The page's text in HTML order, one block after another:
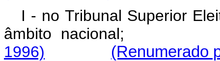
I - no Tribunal Superior
âmbito
1996)
(Renumerado